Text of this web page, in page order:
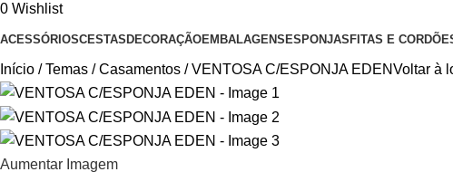
0 Wishlist
ACESSÓRIOSCESTASDECORAÇÃOEMBALAGENSESPONJASFITAS E
Início Temas Casamentos VENTOSA C/ESPONJA EDENVoltar à
Aumentar Imagem